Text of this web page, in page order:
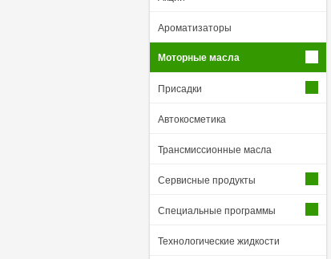
Ароматизаторы
Моторные масла
Присадки
Автокосметика
Трансмиссионные масла
Сервисные продукты
Специальные программы
Технологические жидкости